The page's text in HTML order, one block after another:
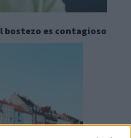
bostezo es contagioso